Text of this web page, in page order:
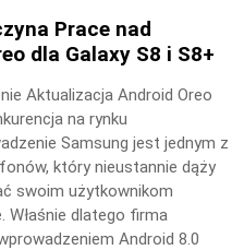
Prace nad
dla Galaxy S8 i S8+
Aktualizacja Android Oreo
na rynku
Samsung jest jednym z
który nieustannie dąży
swoim użytkownikom
Właśnie dlatego firma
Android 8.0